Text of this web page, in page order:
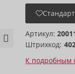
Артикул:
Штрихкод:
К подробным